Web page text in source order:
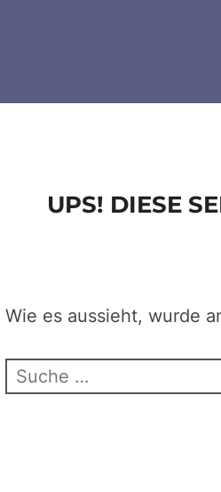
true);
UPS! DIESE
Wie es aussieht, wurde
Suchen